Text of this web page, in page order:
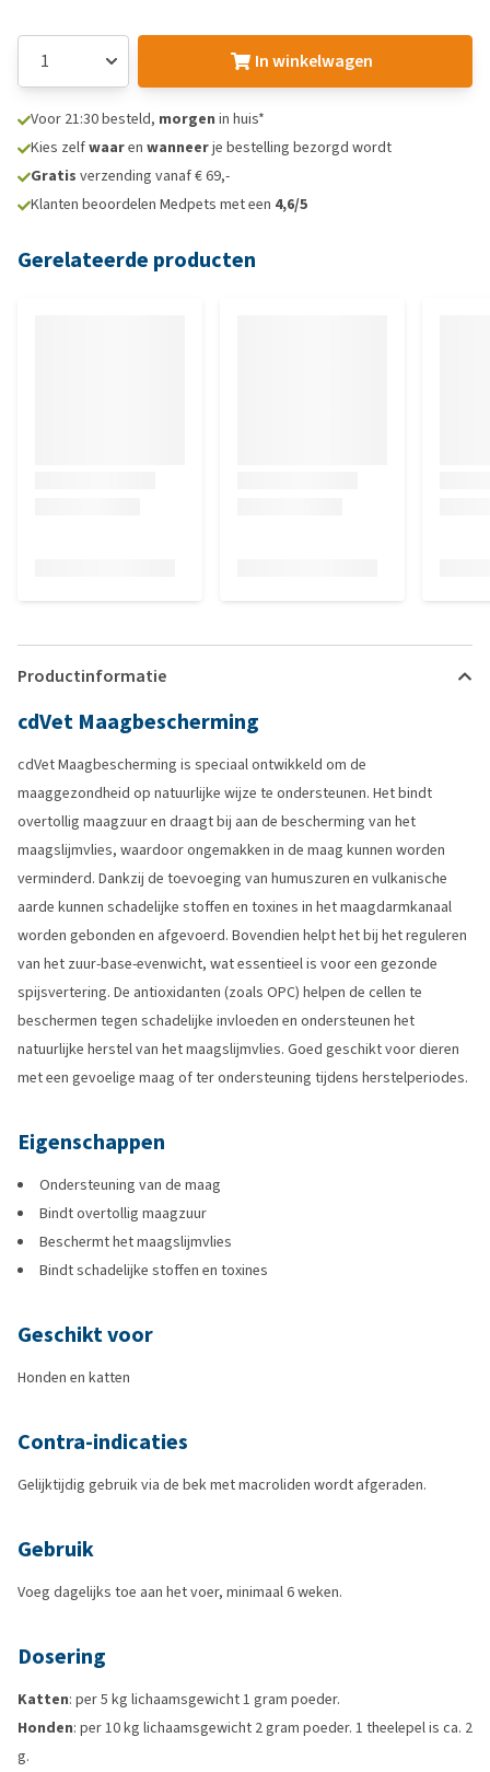
In winkelwagen
Voor 21:30 besteld, morgen in huis*
Kies zelfwaaren wanneerje bestelling bezorgd wordt
Gratis verzending vanaf € 69,-
Klanten beoordelen Medpets met een 4,6/5
Gerelateerde producten
Productinformatie
cdVet Maagbescherming
cdVet Maagbescherming is speciaal ontwikkeld om de
maaggezondheid op natuurlijke wijze te ondersteunen. Het bindt
overtollig maagzuur en draagt bij aan de bescherming van het
maagslijmvlies, waardoor ongemakken in de maag kunnen worden
verminderd. Dankzij de toevoeging van humuszuren en vulkanische
aarde kunnen schadelijke stoffen en toxines in het maagdarmkanaal
worden gebonden en afgevoerd. Bovendien helpt het bij het reguleren
van het zuur-base-evenwicht, wat essentieel is voor een gezonde
spijsvertering. De antioxidanten (zoals OPC) helpen de cellen te
beschermen tegen schadelijke invloeden en ondersteunen het
natuurlijke herstel van het maagslijmvlies. Goed geschikt voor dieren
met een gevoelige maag of ter ondersteuning tijdens herstelperiodes.
Eigenschappen
Ondersteuning van de maag
Bindt overtollig maagzuur
Beschermt het maagslijmvlies
Bindt schadelijke stoffen en toxines
Geschikt voor
Honden en katten
Contra-indicaties
Gelijktijdig gebruik via de bek met macroliden wordt afgeraden.
Gebruik
Voeg dagelijks toe aan het voer, minimaal 6 weken.
Dosering
Katten: per 5 kg lichaamsgewicht 1 gram poeder.
Honden: per 10 kg lichaamsgewicht 2 gram poeder. 1 theelepel is ca. 2
g.